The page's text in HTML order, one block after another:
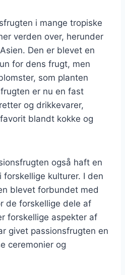
i mange tropiske
verden over, herunder
Den er blevet en
for dens frugt, men
som planten
er nu en fast
og drikkevarer,
blandt kokke og
også haft en
kulturer. I den
blevet forbundet med
de forskellige dele af
forskellige aspekter af
givet passionsfrugten en
ceremonier og